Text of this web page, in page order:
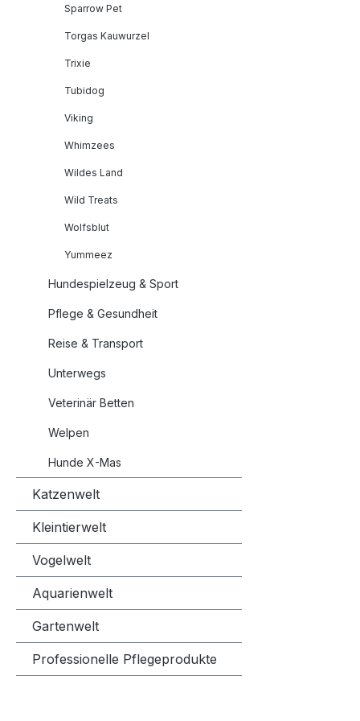
Sparrow Pet
Torgas Kauwurzel
Trixie
Tubidog
Viking
Whimzees
Wildes Land
Wild Treats
Wolfsblut
Yummeez
Hundespielzeug & Sport
Pflege & Gesundheit
Reise & Transport
Unterwegs
Veterinär Betten
Welpen
Hunde X-Mas
Katzenwelt
Kleintierwelt
Vogelwelt
Aquarienwelt
Gartenwelt
Professionelle Pflegeprodukte